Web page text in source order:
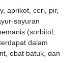
aprikot, ceri, pir,
sayuran
(sorbitol,
dalam
obat batuk, dan